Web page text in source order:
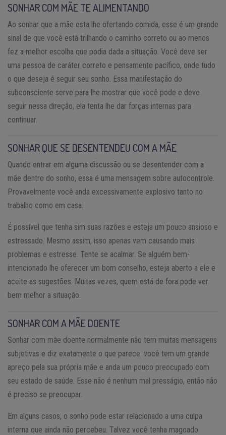
SONHAR COM MÃE TE ALIMENTANDO
Ao sonhar que a mãe esta lhe ofertando comida, esse é um grande
sinal de que você está trilhando o caminho correto ou ao menos
fez a melhor escolha que podia dada a situação. Você deve ser
uma pessoa de caráter correto e pensamento pacífico, onde tudo
o que deseja é seguir seu sonho. Essa manifestação do
subconsciente serve para lhe mostrar que você pode e deve
seguir nessa direção; ela tenta lhe dar forças internas para
continuar.
SONHAR QUE SE DESENTENDEU COM A MÃE
Quando entrar em alguma discussão ou se desentender com a
mãe dentro do sonho, essa é uma mensagem sobre autocontrole.
Provavelmente você anda excessivamente explosivo tanto no
trabalho como em casa.
É possível que tenha sim suas razões e esteja um pouco ansioso e
estressado. Mesmo assim, isso apenas vem causando mais
problemas e estresse. Tente se acalmar. Se alguém bem-
intencionado lhe oferecer um bom conselho, esteja aberto a ele e
aceite as sugestões. Muitas vezes, quem está de fora pode ver
bem melhor a situação.
SONHAR COM A MÃE DOENTE
Sonhar com mãe doente normalmente não tem muitas mensagens
subjetivas e diz exatamente o que parece: você tem um grande
apreço pela sua própria mãe e anda um pouco preocupado com
seu estado de saúde. Esse não é nenhum mal presságio, então não
é preciso se preocupar.
Em alguns casos, o sonho pode estar relacionado a uma culpa
interna que ainda não percebeu. Talvez você tenha magoado